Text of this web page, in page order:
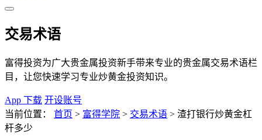
交易术语
富得投资为广大贵金属投资新手带来专业的贵金属交易术语栏
目，让您快速学习专业炒黄金投资知识。
App 下载 开设账号
当前位置：
首页 > 富得学院 > 交易术语 > 渣打银行炒黄金杠
杆多少